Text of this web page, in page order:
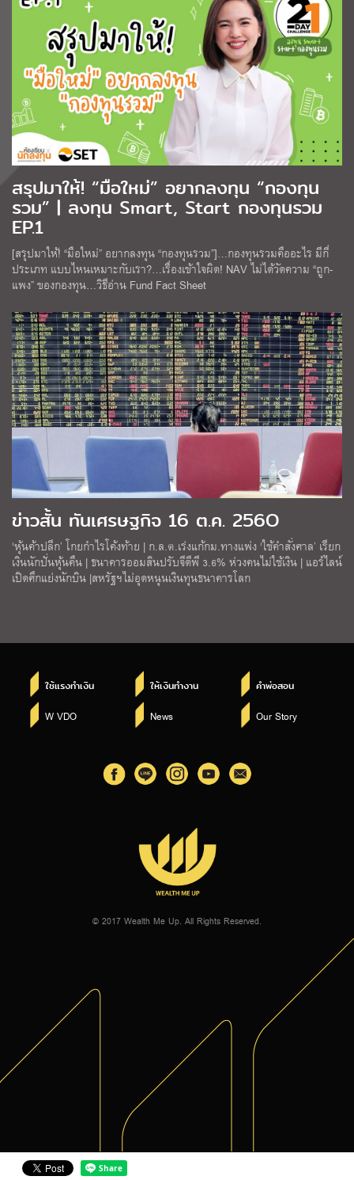
สรุปมาให้! “มือใหม่” อยากลงทุน “กองทุน
รวม” | ลงทุน Smart, Start กองทุนรวม
EP.1
[สรุปมาให้! “มือใหม่” อยากลงทุน “กองทุนรวม”]…กองทุนรวมคืออะไร มีกี่
ประเภท แบบไหนเหมาะกับเรา?…เรื่องเข้าใจผิด! NAV ไม่ได้วัดความ “ถูก-
แพง” ของกองทุน…วิธีอ่าน Fund Fact Sheet
ข่าวสั้น ทันเศรษฐกิจ 16 ต.ค. 256O
‘หุ้นค้าปลีก’ โกยกำไรโค้งท้าย | ก.ล.ต.เร่งแก้กม.ทางแพ่ง ‘ใช้คำสั่งศาล’ เรียก
เงินนักปั่นหุ้นคืน | ธนาคารออมสินปรับจีดีพี 3.6% ห่วงคนไม่ใช้เงิน | แอร์ไลน์
เปิดศึกแย่งนักบิน |สหรัฐฯไม่อุดหนุนเงินทุนธนาคารโลก
ใช้แรงทำเงิน ให้เงินทำงาน คำพ่อสอน
W VDO News Our Story
© 2017 Wealth Me Up. All Rights Reserved.